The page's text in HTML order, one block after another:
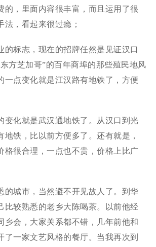
的，里面内容很丰富，而且运用了很
法，看起来很过瘾；
的标志，现在的招牌任然是见证汉口
方芝加哥”的百年商埠的那些殖民地风
一点变化就是江汉路有地铁了，方便
变化就是武汉通地铁了。从汉口到光
地铁，比以前方便多了。还有就是，
格很合理，一点也不贵，价格上比广
的城市，当然避不开见故人了。到华
比较熟悉的老乡大陈喝茶。以前他经
乡会，大家关系都不错，几年前他和
了一家文艺风格的餐厅。当我再次到